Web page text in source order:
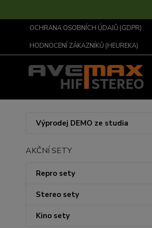
OCHRANA OSOBNÍCH ÚDAJŮ (GDPR)
HODNOCENÍ ZÁKAZNÍKŮ (HEUREKA)
Výprodej DEMO ze studia
AKČNÍ SETY
Repro sety
Stereo sety
Kino sety